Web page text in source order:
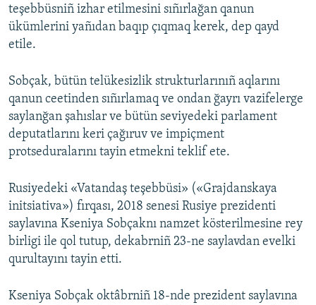
teşebbüsniñ izhar etilmesini sıñırlağan qanun
ükümlerini yañıdan baqıp çıqmaq kerek, dep qayd
etile.
Sobçak, bütün telükesizlik strukturlarınıñ aqlarını
qanun ceetinden sıñırlamaq ve ondan ğayrı vazifelerge
saylanğan şahıslar ve bütün seviyedeki parlament
deputatlarını keri çağıruv ve impiçment
protseduralarını tayin etmekni teklif ete.
Rusiyedeki «Vatandaş teşebbüsi» («Grajdanskaya
initsiativa») fırqası, 2018 senesi Rusiye prezidenti
saylavına Kseniya Sobçaknı namzet kösterilmesine rey
birligi ile qol tutup, dekabrniñ 23-ne saylavdan evelki
qurultayını tayin etti.
Kseniya Sobçak oktâbrniñ 18-nde prezident saylavına